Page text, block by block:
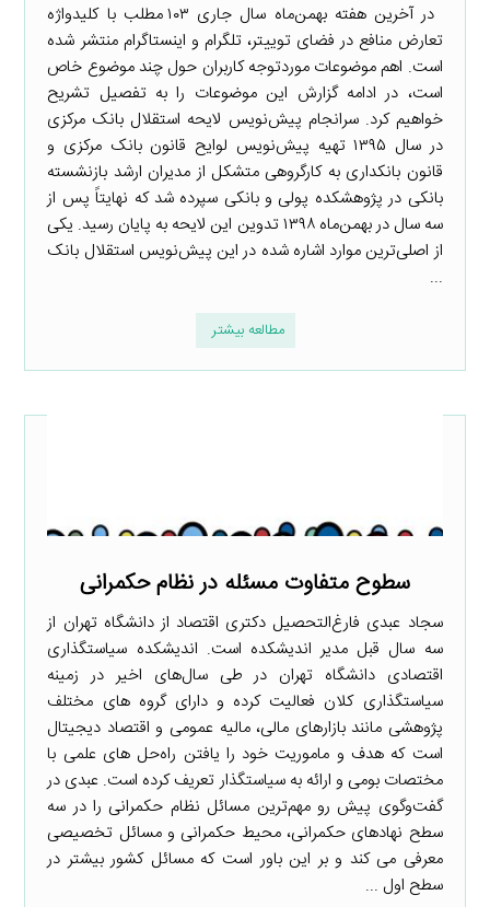
در آخرین هفته بهمن‌ماه سال جاری ۱۰۳ مطلب با کلیدواژه
تعارض منافع در فضای توییتر، تلگرام و اینستاگرام منتشر شده
است. اهم موضوعات موردتوجه کاربران حول چند موضوع خاص
است، در ادامه گزارش این موضوعات را به تفصیل تشریح
خواهیم کرد. سرانجام پیش‌نویس لایحه استقلال بانک مرکزی
در سال ۱۳۹۵ تهیه پیش‌نویس لوایح قانون بانک مرکزی و
قانون بانکداری به کارگروهی متشکل از مدیران ارشد بازنشسته
بانکی در پژوهشکده پولی و بانکی سپرده شد که نهایتاً پس از
سه سال در بهمن‌ماه ۱۳۹۸ تدوین این لایحه به پایان رسید. یکی
از اصلی‌ترین موارد اشاره شده در این پیش‌نویس استقلال بانک
...
مطالعه بیشتر
سطوح متفاوت مسئله در نظام حکمرانی
سجاد عبدی فارغ‌التحصیل دکتری اقتصاد از دانشگاه تهران از
سه سال قبل مدیر اندیشکده است. اندیشکده سیاستگذاری
اقتصادی دانشگاه تهران در طی سال‌های اخیر در زمینه
سیاستگذاری کلان فعالیت کرده و دارای گروه های مختلف
پژوهشی مانند بازارهای مالی، مالیه عمومی و اقتصاد دیجیتال
است که هدف و ماموریت خود را یافتن راه‌حل های علمی با
مختصات بومی و ارائه به سیاستگذار تعریف کرده است. عبدی در
گفت‌وگوی پیش رو مهم‌ترین مسائل نظام حکمرانی را در سه
سطح نهادهای حکمرانی، محیط حکمرانی و مسائل تخصیصی
معرفی می کند و بر این باور است که مسائل کشور بیشتر در
سطح اول ...